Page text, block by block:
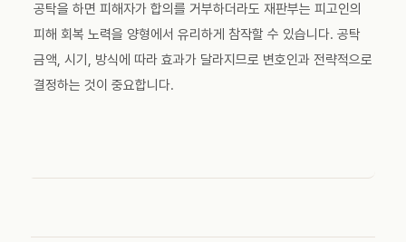
공탁을 하면 피해자가 합의를 거부하더라도 재판부는 피고인의
피해 회복 노력을 양형에서 유리하게 참작할 수 있습니다. 공탁
금액, 시기, 방식에 따라 효과가 달라지므로 변호인과 전략적으로
결정하는 것이 중요합니다.